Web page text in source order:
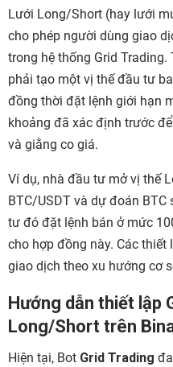
Lưới Long/Short (hay lưới
cho phép người dùng giao
trong hệ thống Grid
phải tạo một vị thế đầu tư
đồng thời đặt lệnh giới hạn
khoảng đã xác định trước
và giằng co giá.
Ví dụ, nhà đầu tư mở vị thế
BTC/USDT và dự đoán
tư đó đặt lệnh bán ở mức
cho hợp đồng này. Các
giao dịch theo xu hướng cơ
Hướng dẫn thiết lập
Long/Short trên
Hiện tại, Bot Grid Trading